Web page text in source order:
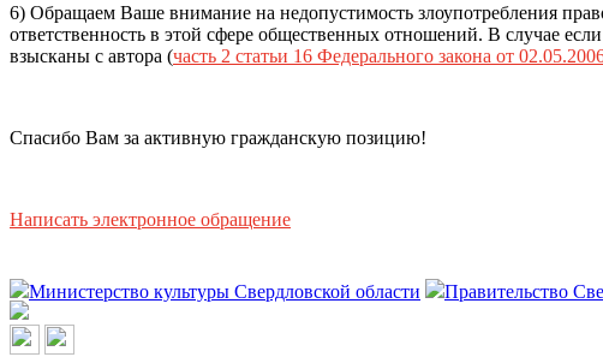
6) Обращаем Ваше внимание на недопустимость злоупотребления
ответственность в этой сфере общественных отношений. В случае
взысканы с автора (часть 2 статьи 16 Федерального закона от
Спасибо Вам за активную гражданскую позицию!
Написать электронное обращение
Министерство культуры Свердловской области Правительство